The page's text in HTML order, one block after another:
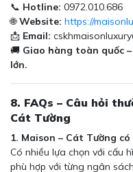
📞 Hotline: 0972.010.686
🌐Website: https://
📩 Email:
🚚 Giao hàng toàn quốc
lớn.
8. FAQs – Câu hỏi
Cát Tường
1. Maison – Cát Tường
Có nhiều lựa chọn với cấu
phù hợp với từng ngân